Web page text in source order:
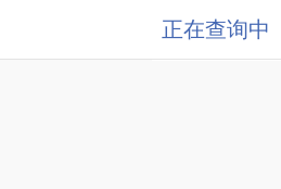
正在查询中